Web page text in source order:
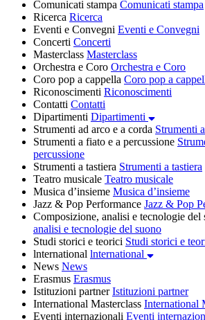
Comunicati stampa Comunicati stampa
Ricerca Ricerca
Eventi e Convegni Eventi e Convegni
Concerti Concerti
Masterclass Masterclass
Orchestra e Coro Orchestra e Coro
Coro pop a cappella Coro pop a
Riconoscimenti Riconoscimenti
Contatti Contatti
Dipartimenti Dipartimenti
Strumenti ad arco e a corda Strumenti
Strumenti a fiato e a percussione
percussione
Strumenti a tastiera Strumenti a tastiera
Teatro musicale Teatro musicale
Musica d’insieme Musica d’insieme
Jazz & Pop Performance Jazz & Pop
Composizione, analisi e tecnologie del
analisi e tecnologie del suono
Studi storici e teorici Studi storici e
lnternational lnternational
News News
Erasmus Erasmus
Istituzioni partner Istituzioni partner
International Masterclass International
Eventi internazionali Eventi